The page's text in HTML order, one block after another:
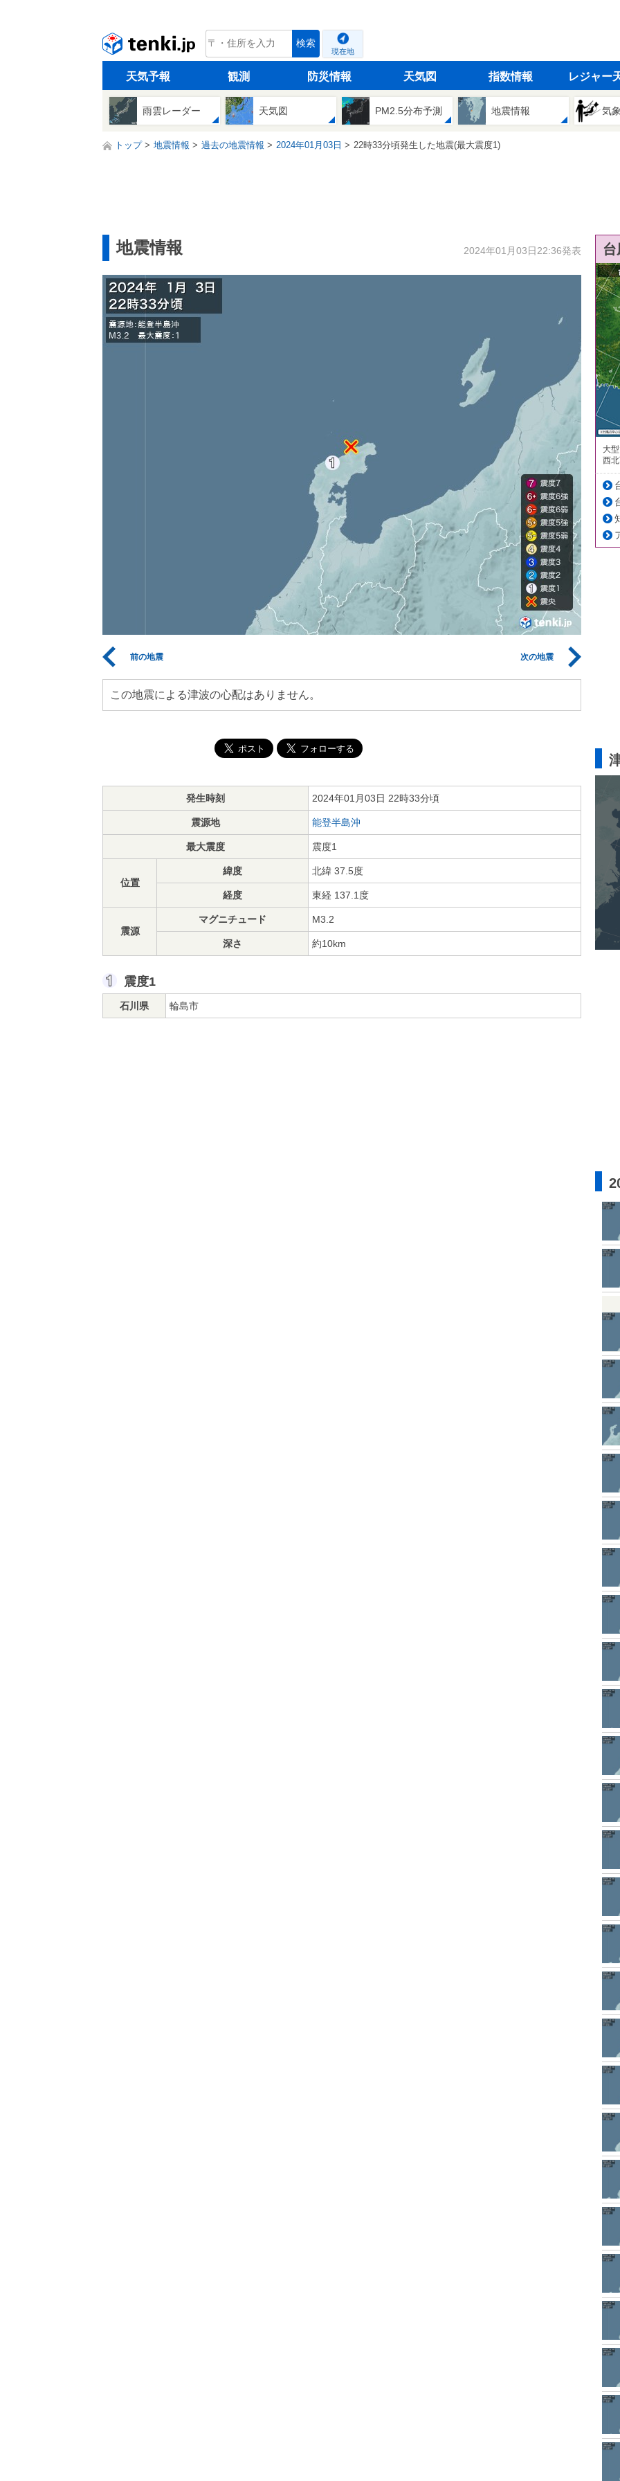
tenki.jp 検索
現在地
天気予報 観測 防災情報 天気図 指数情報 レジャー
雨雲レーダー 天気図 PM2.5分布予測 地震情報 気
トップ 地震情報 過去の地震情報 2024年01月03日 22時33分頃発生した地震(最大震度1)
地震情報 2024年01月03日22:36発表
前の地震 次の地震
この地震による津波の心配はありません。
発生時刻 2024年01月03日 22時33分頃
震源地 能登半島沖
最大震度 震度1
位置
緯度 北緯 37.5度
経度 東経 137.1度
震源
マグニチュード M3.2
深さ 約10km
震度1
石川県 輪島市
大
西